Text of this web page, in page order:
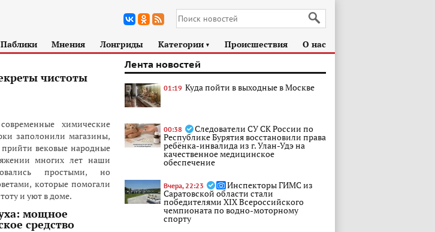
Паблики Мнения Лонгриды Категории ► Происшествия О нас
чистоты
химические
заполонили магазины,
вековые народные
многих лет наши
простыми, но
которые помогали
и уют в доме.
мощное
средство
Лента новостей
01:19 Куда пойти в выходные в Москве
00:38 Следователи СУ СК России по
Республике Бурятия восстановили права
ребёнка-инвалида из г. Улан-Удэ на
качественное медицинское
обеспечение
Вчера, 22:23 Инспекторы ГИМС из
Саратовской области стали
победителями XIX Всероссийского
чемпионата по водно-моторному
спорту